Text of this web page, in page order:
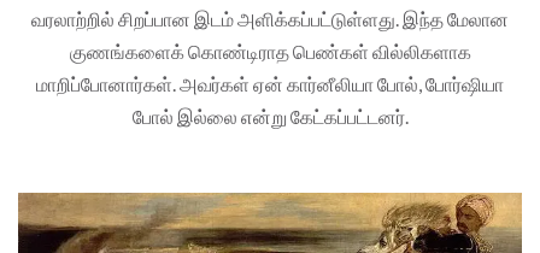
வரலாற்றில் சிறப்பான இடம் அளிக்கப்பட்டுள்ளது. இந்த மேலான
குணங்களைக் கொண்டிராத பெண்கள் வில்லிகளாக
மாறிப்போனார்கள். அவர்கள் ஏன் கார்னீலியா போல், போர்ஷியா
போல் இல்லை என்று கேட்கப்பட்டனர்.